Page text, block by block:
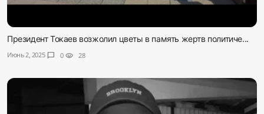
Президент Токаев возжолил цветы в память жертв политиче...
Июнь 2, 2025 chat_bubble 0 visibility 28